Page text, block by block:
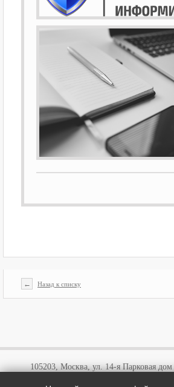
← Назад к списку
105203, Москва, ул. 14-я Парковая